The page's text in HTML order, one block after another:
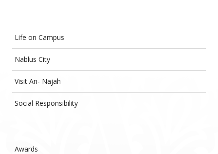
Life on Campus
Nablus City
Visit An- Najah
Social Responsibility
Awards